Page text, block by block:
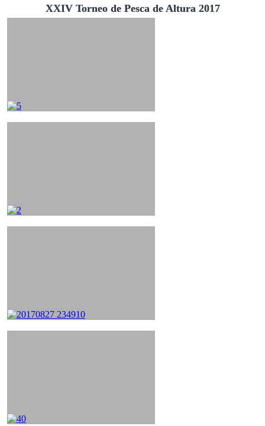
XXIV Torneo de Pesca de Altura 2017